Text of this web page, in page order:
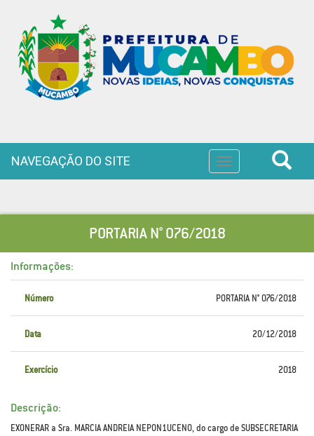
Toggle
navigation
NAVEGAÇÃO DO SITE
PORTARIA N° 076/2018
Informações:
Número PORTARIA N° 076/2018
Data 20/12/2018
Exercício 2018
Descrição:
EXONERAR a Sra. MARCIA ANDREIA NEPON1UCENO, do cargo de SUBSECRETARIA